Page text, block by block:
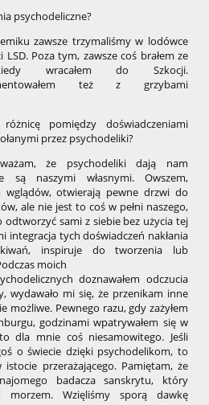
psychodeliczne?
zawsze trzymaliśmy w lodówce
Poza tym, zawsze coś brałem ze
wracałem do Szkocji.
też z grzybami
różnicę pomiędzy doświadczeniami
przez psychodeliki?
że psychodeliki dają nam
są naszymi własnymi. Owszem,
wglądów, otwierają pewne drzwi do
ale nie jest to coś w pełni naszego,
sami z siebie bez użycia tej
integracja tych doświadczeń nakłania
inspiruje do tworzenia lub
moich
doznawałem odczucia
wydawało mi się, że przenikam inne
możliwe. Pewnego razu, gdy zażyłem
godzinami wpatrywałem się w
dla mnie coś niesamowitego. Jeśli
o świecie dzięki psychodelikom, to
przerażającego. Pamiętam, że
badacza sanskrytu, który
Wzięliśmy sporą dawkę